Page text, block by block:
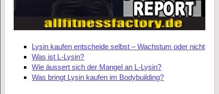
Lysin kaufen entscheide selbst – Wachstum oder nicht
Was ist L-Lysin?
Wie äussert sich der Mangel an L-Lysin?
Was bringt Lysin kaufen im Bodybuilding?